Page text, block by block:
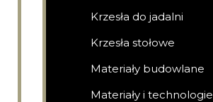
Krzesła do jadalni
Krzesła stołowe
Materiały budowlane
Materiały i technologie